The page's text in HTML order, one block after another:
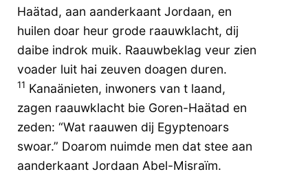
Haätad, aan aanderkaant Jordaan, en
huilen doar heur grode raauwklacht, dij
daibe indrok muik. Raauwbeklag veur zien
voader luit hai zeuven doagen duren.
11 Kanaänieten, inwoners van t laand,
zagen raauwklacht bie Goren-Haätad en
zeden: “Wat raauwen dij Egyptenoars
swoar.” Doarom nuimde men dat stee aan
aanderkaant Jordaan Abel-Misraïm.